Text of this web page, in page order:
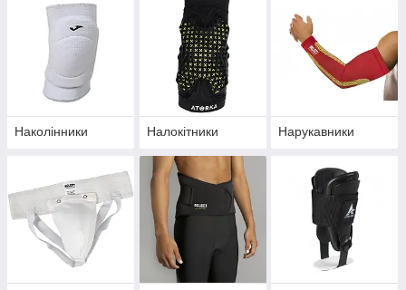
Наколінники Налокітники Нарукавники